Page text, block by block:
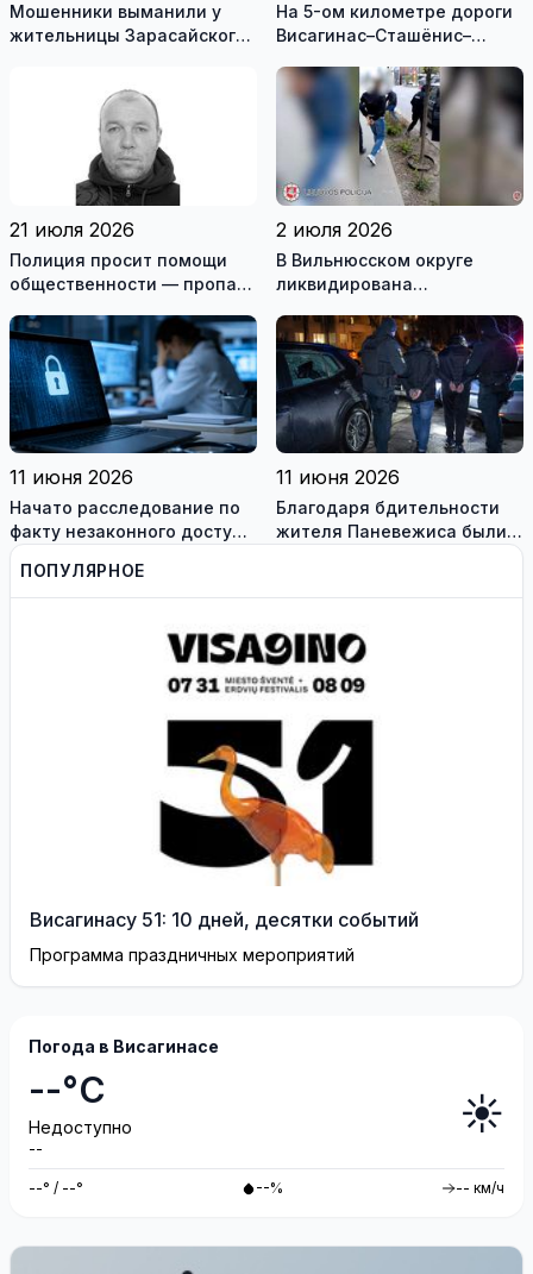
Мошенники выманили у
жительницы Зарасайского
На 5-ом километре дороги
Висагинас–Сташёнис–
машине, наден мертвый
мужчина
21 июля 2026
Полиция просит помощи
общественности — пропал
района
2 июля 2026
В Вильнюсском округе
ликвидирована
группа
11 июня 2026
Начато расследование по
факту незаконного доступа
к информационным
системам медиков
11 июня 2026
Благодаря бдительности
жителя Паневежиса были
автомобилей
ПОПУЛЯРНОЕ
Висагинасу 51: 10 дней, десятки событий
Программа праздничных мероприятий
Погода в Висагинасе
--°C
Недоступно
--
☀️
--° / --° --% -- км/ч